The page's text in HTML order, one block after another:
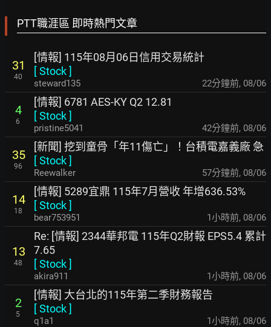
PTT職涯區 即時熱門文章
31
40
[情報] 115年08月06日信用交易統計
[Stock]
steward135 22分鐘前, 08/06
4
6
[情報] 6781 AES-KY Q2 12.81
[Stock]
pristine5041 43分鐘前, 08/06
35
96
[新聞] 挖到童骨「年11傷亡」！台積電嘉義廠 急
[Stock]
Reewalker 58分鐘前, 08/06
14
18
[情報] 5289宜鼎 115年7月營收 年增636.53%
[Stock]
bear753951 1小時前, 08/06
13
48
Re: [情報] 2344華邦電 115年Q2財報 EPS5.4 累計
7.65
[Stock]
akira911 1小時前, 08/06
2
5
[情報] 大台北的115年第二季財務報告
[Stock]
q1a1 1小時前, 08/06